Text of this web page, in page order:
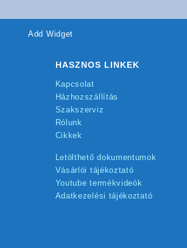
Add Widget
HASZNOS LINKEK
Kapcsolat
Házhozszállítás
Szakszerviz
Rólunk
Cikkek
Letölthető dokumentumok
Vásárlói tájékoztató
Youtube termékvideók
Adatkezelési tájékoztató